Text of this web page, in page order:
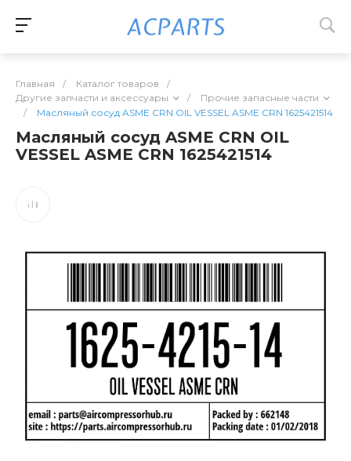
Главная / Каталог товаров
/
Другие запчасти и аксессуары
/
Прочие запасные части
/
Масляный сосуд ASME CRN OIL VESSEL ASME CRN 1625421514
Масляный сосуд ASME CRN OIL
VESSEL ASME CRN 1625421514